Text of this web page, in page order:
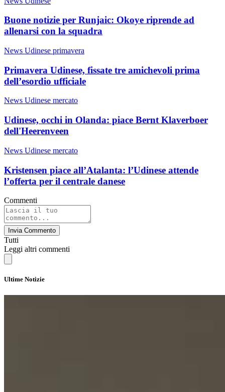
Buone notizie per Runjaic: Okoye riprende ad
allenarsi con la squadra
News Udinese primavera
Primavera Udinese, fissate tre amichevoli prima
dell’esordio ufficiale
News Udinese mercato
Udinese, occhi in Olanda: piace Bernt Klaverboer
dell'Heerenveen
News Udinese mercato
Kristensen piace all’Atalanta: l’Udinese attende
l’offerta per il centrale danese
Commenti
Invia Commento
Tutti
Leggi altri commenti
Ultime Notizie